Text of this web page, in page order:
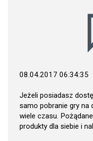
08.04.2017 06:34:35
Jeżeli posiadasz
samo pobranie gry na
wiele czasu.
produkty dla siebie i